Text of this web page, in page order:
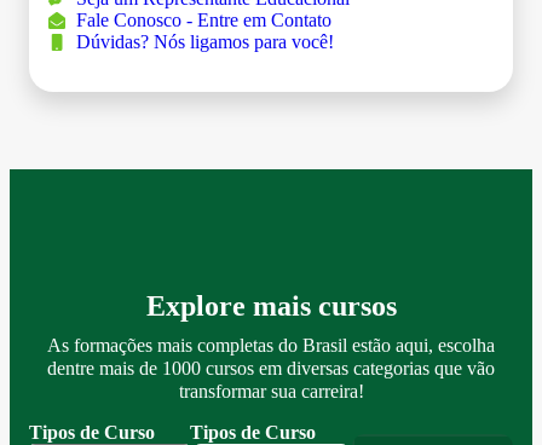
Fale Conosco - Entre em Contato
Dúvidas? Nós ligamos para você!
Explore mais cursos
As formações mais completas do Brasil estão aqui, escolha
dentre mais de 1000 cursos em diversas categorias que vão
transformar sua carreira!
Tipos de Curso
Tipos de Curso